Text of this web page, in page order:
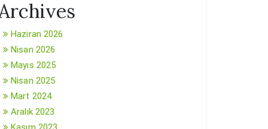
Haziran 2026
Nisan 2026
Mayıs 2025
Nisan 2025
Mart 2024
Aralık 2023